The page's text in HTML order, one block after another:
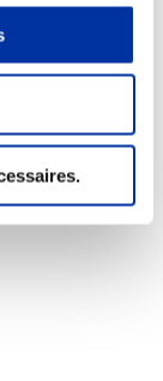
durable